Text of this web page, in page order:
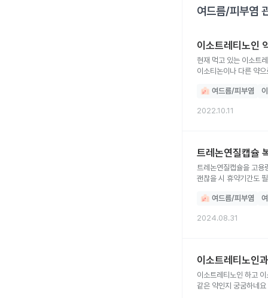
여드름/피부염
이소트레티노인
현재 먹고 있는 이소트
이소티논이나 다른 약
여드름/피부염
2022.10.11
트레논연질캡슐
트레논연질캡슐을 고
괜찮을 시 휴약기간도
여드름/피부염
2024.08.31
이소트레티노인
이소트레티노인 하고
같은 약인지 궁굼하네요